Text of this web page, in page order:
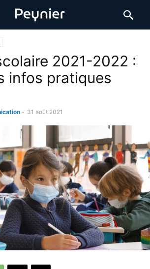
2021-2022 :
infos pratiques
- 31 août 2021